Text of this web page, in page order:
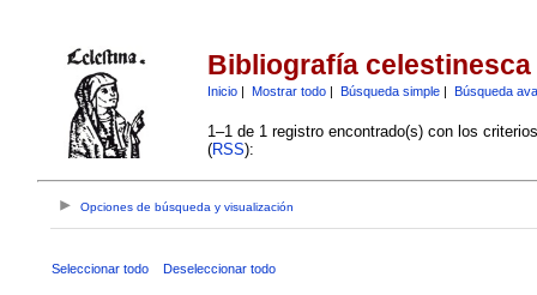
Bibliografía celestinesca
Inicio| Mostrar todo| Búsqueda simple| Búsqueda
1–1 de 1 registro encontrado(s) con los
(RSS):
Opciones de búsqueda y visualización
Seleccionar todo Deseleccionar todo